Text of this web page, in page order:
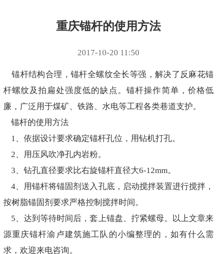
重庆锚杆的使用方法
2017-10-20 11:50
锚杆结构合理，锚杆全螺纹全长等强，解决了反麻花锚
杆螺纹及拍扁处强度低的缺点。锚杆操作简单，价格低
廉，广泛用于煤矿、铁路、水电等工程各类巷道支护。
锚杆的使用方法
1、依据设计要求确定锚杆孔位，用钻机打孔。
2、用压风吹净孔内岩粉。
3、钻孔直径要求比右旋锚杆直径大6-12mm。
4、用锚杆将锚固剂送入孔底，启动搅拌装置进行搅拌，
按树脂锚固剂要求严格控制搅拌时间。
5、达到等待时间后，套上锚盘、拧紧螺母。以上文章来
源重庆锚杆渝卢建筑施工队的小编整理的，如有什么需
求，欢迎来电咨询。